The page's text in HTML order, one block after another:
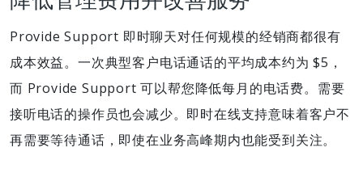
Provide Support 即时聊天对任何规模的经销商都很有
成本效益。一次典型客户电话通话的平均成本约为 $5，
而 Provide Support 可以帮您降低每月的电话费。需要
接听电话的操作员也会减少。即时在线支持意味着客户不
再需要等待通话，即使在业务高峰期内也能受到关注。